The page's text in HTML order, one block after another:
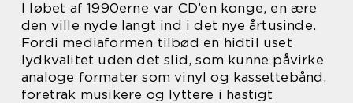
I løbet af 1990erne var CD’en konge, en ære
den ville nyde langt ind i det nye årtusinde.
Fordi mediaformen tilbød en hidtil uset
lydkvalitet uden det slid, som kunne påvirke
analoge formater som vinyl og kassettebånd,
foretrak musikere og lyttere i hastigt